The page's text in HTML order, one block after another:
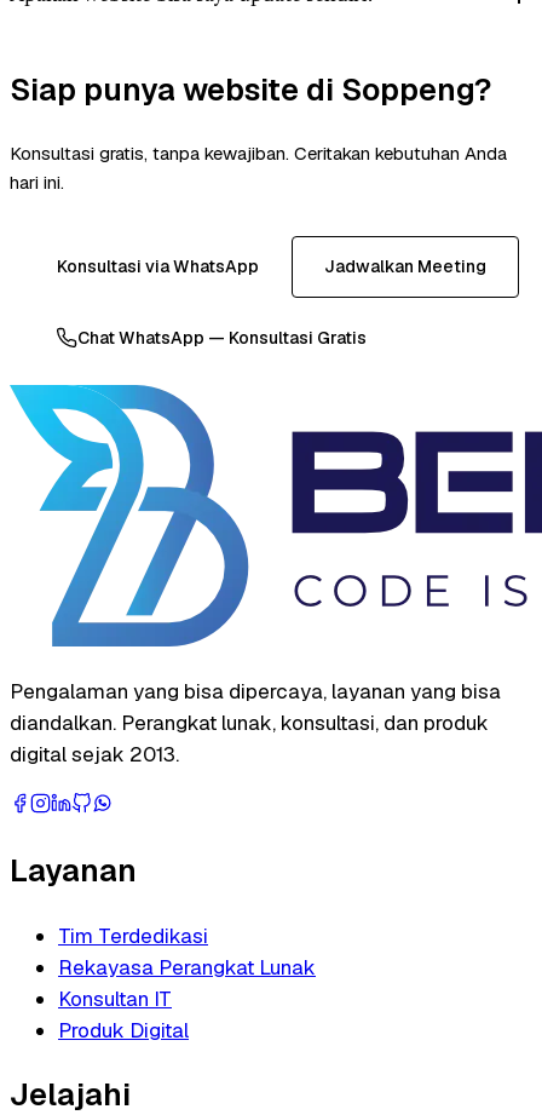
Siap punya website di Soppeng?
Konsultasi gratis, tanpa kewajiban. Ceritakan kebutuhan Anda
hari ini.
Konsultasi via WhatsApp Jadwalkan Meeting
Chat WhatsApp — Konsultasi Gratis
Pengalaman yang bisa dipercaya, layanan yang bisa
diandalkan. Perangkat lunak, konsultasi, dan produk
digital sejak 2013.
Layanan
Tim Terdedikasi
Rekayasa Perangkat Lunak
Konsultan IT
Produk Digital
Jelajahi